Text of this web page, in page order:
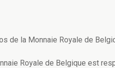
de la Monnaie Royale de
Royale de Belgique est